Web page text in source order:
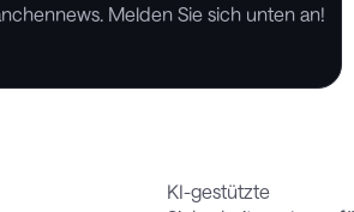
Melden Sie sich unten an!
KI-gestützte